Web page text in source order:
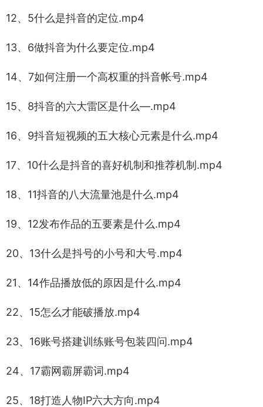
12、5什么是抖音的定位.mp4
13、6做抖音为什么要定位.mp4
14、7如何注册一个高权重的抖音帐号.mp4
15、8抖音的六大雷区是什么—.mp4
16、9抖音短视频的五大核心元素是什么.mp4
17、10什么是抖音的喜好机制和推荐机制.mp4
18、11抖音的八大流量池是什么.mp4
19、12发布作品的五要素是什么.mp4
20、13什么是抖号的小号和大号.mp4
21、14作品播放低的原因是什么.mp4
22、15怎么才能破播放.mp4
23、16账号搭建训练账号包装四问.mp4
24、17霸网霸屏霸词.mp4
25、18打造人物IP六大方向.mp4